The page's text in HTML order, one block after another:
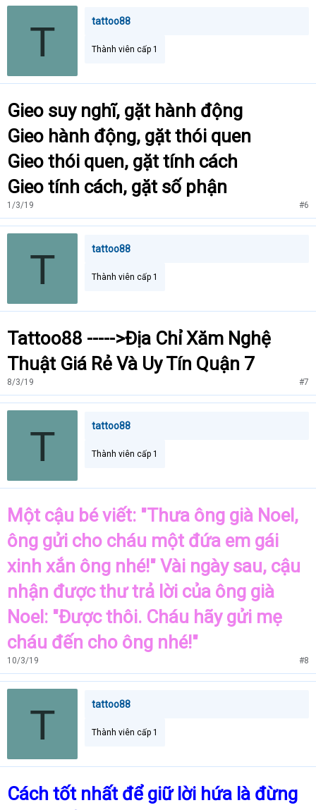
T tattoo88
Thành viên cấp 1
Gieo suy nghĩ, gặt hành động
Gieo hành động, gặt thói quen
Gieo thói quen, gặt tính cách
Gieo tính cách, gặt số phận
1/3/19 #6
T tattoo88
Thành viên cấp 1
Tattoo88 ----->Địa Chỉ Xăm Nghệ
Thuật Giá Rẻ Và Uy Tín Quận 7
8/3/19 #7
T tattoo88
Thành viên cấp 1
Một cậu bé viết: "Thưa ông già Noel,
ông gửi cho cháu một đứa em gái
xinh xắn ông nhé!" Vài ngày sau, cậu
nhận được thư trả lời của ông già
Noel: "Được thôi. Cháu hãy gửi mẹ
cháu đến cho ông nhé!"
10/3/19 #8
T tattoo88
Thành viên cấp 1
Cách tốt nhất để giữ lời hứa là đừng